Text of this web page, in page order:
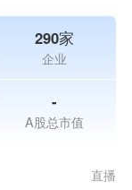
290家
企业
-
A股总市值
直播